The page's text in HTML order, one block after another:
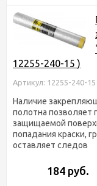
12255-240-15 )
Артикул: 12255-240-15
Наличие
полотна позволяет
защищаемой
попадания краски,
оставляет следов
184 руб.